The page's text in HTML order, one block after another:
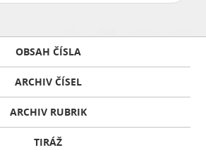
OBSAH ČÍSLA
ARCHIV ČÍSEL
ARCHIV RUBRIK
TIRÁŽ